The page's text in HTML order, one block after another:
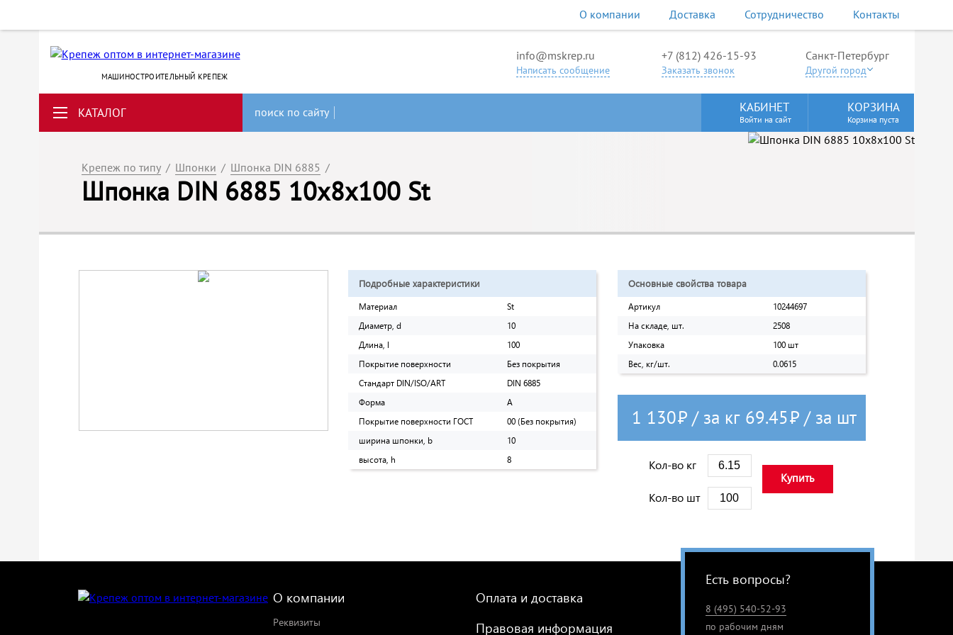
О компании Доставка Сотрудничество Контакты
МАШИНОСТРОИТЕЛЬНЫЙ КРЕПЕЖ
info@mskrep.ru
Написать сообщение
+7 (812) 426-15-93
Заказать звонок
Санкт-Петербург
Другой город
КАТАЛОГ поиск по сайту КАБИНЕТ
Войти на сайт
КОРЗИНА
Корзина пуста
Крепеж по типу / Шпонки / Шпонка DIN 6885 /
Шпонка DIN 6885 10x8x100 St
Подробные характеристики
Материал
St
Диаметр, d
10
Длина, l
100
Покрытие поверхности
Без покрытия
Стандарт DIN/ISO/ART
DIN 6885
Форма
A
Покрытие поверхности ГОСТ
00 (Без покрытия)
ширина шпонки, b
10
высота, h
8
Основные свойства товара
Артикул
10244697
На складе, шт.
2508
Упаковка
100 шт
Вес, кг/шт.
0.0615
1 130Р/ за кг 69.45Р/ за шт
Кол-во кг
Кол-во шт
Купить
О компании
Реквизиты
Оплата и доставка
Правовая информация
Есть вопросы?
8 (495) 540-52-93
по рабочим дням